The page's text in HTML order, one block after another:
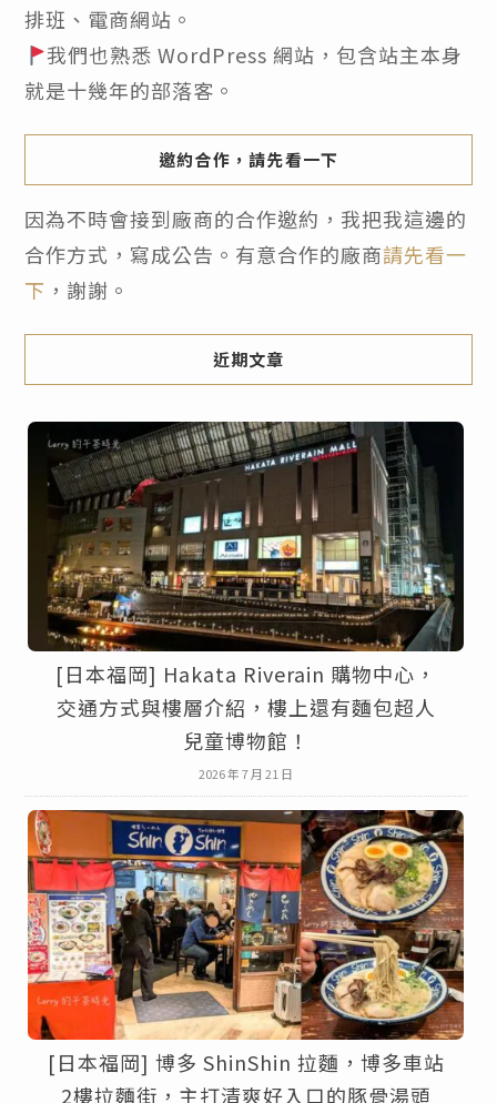
排班、電商網站。
我們也熟悉 WordPress 網站，包含站主本身
就是十幾年的部落客。
邀約合作，請先看一下
因為不時會接到廠商的合作邀約，我把我這邊的
合作方式，寫成公告。有意合作的廠商請先看一
下 ，謝謝。
近期文章
[日本福岡] Hakata Riverain 購物中心，
交通方式與樓層介紹，樓上還有麵包超人
兒童博物館！
2026 年 7 月 21 日
[日本福岡] 博多 ShinShin 拉麵，博多車站
2樓拉麵街，主打清爽好入口的豚骨湯頭